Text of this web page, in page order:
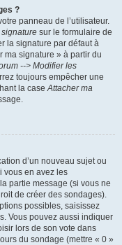
?
panneau de l’utilisateur.
sur le formulaire de
la signature par défaut à
ma signature » à partir du
--> Modifier les
toujours empêcher une
la caseAttacher ma
d’un nouveau sujet ou
vous en avez les
partie message (si vous ne
de créer des sondages).
possibles, saisissez
Vous pouvez aussi indiquer
lors de son vote dans
du sondage (mettre « 0 »